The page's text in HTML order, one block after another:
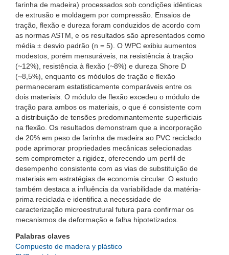
farinha de madeira) processados ​​sob condições idênticas
de extrusão e moldagem por compressão. Ensaios de
tração, flexão e dureza foram conduzidos de acordo com
as normas ASTM, e os resultados são apresentados como
média ± desvio padrão (n = 5). O WPC exibiu aumentos
modestos, porém mensuráveis, na resistência à tração
(~12%), resistência à flexão (~8%) e dureza Shore D
(~8,5%), enquanto os módulos de tração e flexão
permaneceram estatisticamente comparáveis ​​entre os
dois materiais. O módulo de flexão excedeu o módulo de
tração para ambos os materiais, o que é consistente com
a distribuição de tensões predominantemente superficiais
na flexão. Os resultados demonstram que a incorporação
de 20% em peso de farinha de madeira ao PVC reciclado
pode aprimorar propriedades mecânicas selecionadas
sem comprometer a rigidez, oferecendo um perfil de
desempenho consistente com as vias de substituição de
materiais em estratégias de economia circular. O estudo
também destaca a influência da variabilidade da matéria-
prima reciclada e identifica a necessidade de
caracterização microestrutural futura para confirmar os
mecanismos de deformação e falha hipotetizados.
Palabras claves
Compuesto de madera y plástico